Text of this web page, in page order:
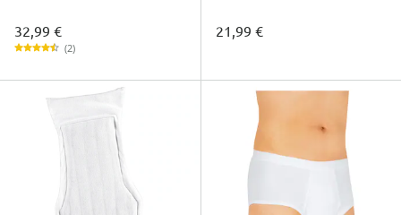
32,99 €
(2)
21,99 €